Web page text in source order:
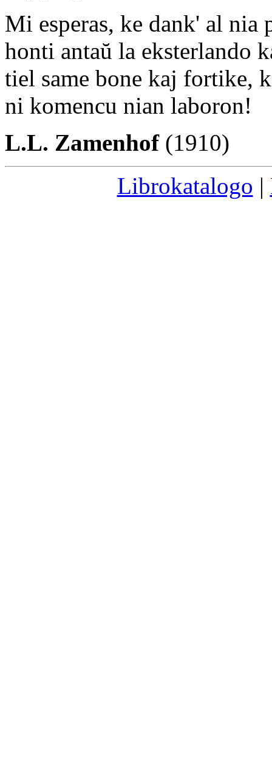
Mi esperas, ke dank' al nia
honti antaŭ la eksterlando
tiel same bone kaj fortike,
ni komencu nian laboron!
L.L. Zamenhof(1910)
Librokatalogo |